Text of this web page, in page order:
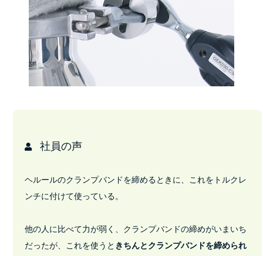
社員の声
ヘルールのクランプバンドを締めるときに、これをトルクレ
ンチに付けて使っている。
他の人に比べて力が弱く、クランプバンドの締めがいまいち
だったが、これを使うと きちんとクランプバンドを締められ